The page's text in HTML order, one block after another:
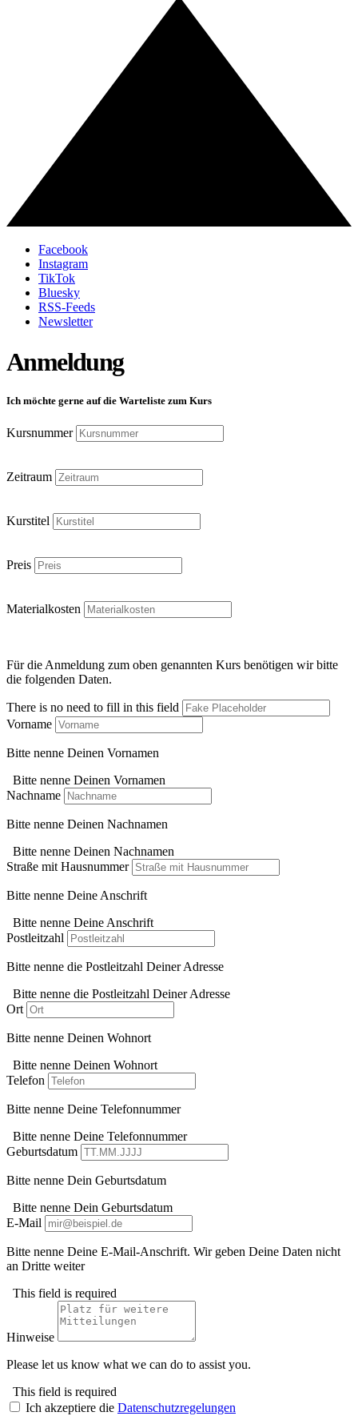
Facebook
Instagram
TikTok
Bluesky
RSS-Feeds
Newsletter
Anmeldung
Ich möchte gerne auf die Warteliste zum Kurs
Kursnummer
Zeitraum
Kurstitel
Preis
Materialkosten
Für die Anmeldung zum oben genannten Kurs benötigen wir bitte
die folgenden Daten.
There is no need to fill in this field
Vorname
Bitte nenne Deinen Vornamen
Bitte nenne Deinen Vornamen
Nachname
Bitte nenne Deinen Nachnamen
Bitte nenne Deinen Nachnamen
Straße mit Hausnummer
Bitte nenne Deine Anschrift
Bitte nenne Deine Anschrift
Postleitzahl
Bitte nenne die Postleitzahl Deiner Adresse
Bitte nenne die Postleitzahl Deiner Adresse
Ort
Bitte nenne Deinen Wohnort
Bitte nenne Deinen Wohnort
Telefon
Bitte nenne Deine Telefonnummer
Bitte nenne Deine Telefonnummer
Geburtsdatum
Bitte nenne Dein Geburtsdatum
Bitte nenne Dein Geburtsdatum
E-Mail
Bitte nenne Deine E-Mail-Anschrift. Wir geben Deine Daten nicht
an Dritte weiter
This field is required
Hinweise
Please let us know what we can do to assist you.
This field is required
Ich akzeptiere die Datenschutzregelungen